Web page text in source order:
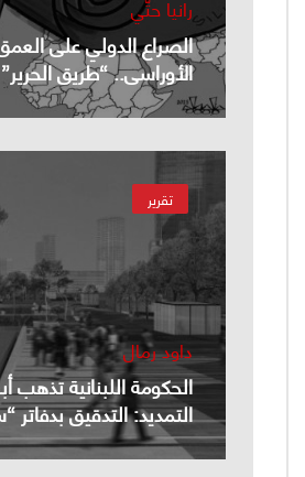
رانيا حتّي
الصراع الدولي على
الأوراسي.. “طريق
تقرير
داود رمال
الحكومة اللبنانية تذهب
التمديد: التدقيق بدفاتر